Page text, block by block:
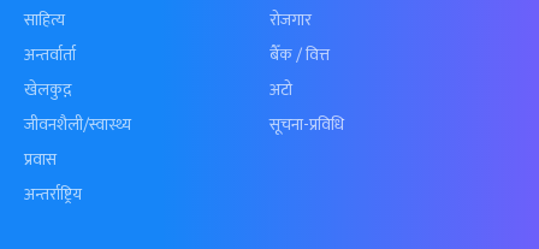
साहित्य
अन्तर्वार्ता
खेलकुद़़
जीवनशैली/स्वास्थ्य
प्रवास
अन्तर्राष्ट्रिय
रोजगार
बैँक / वित्त
अटो
सूचना-प्रविधि